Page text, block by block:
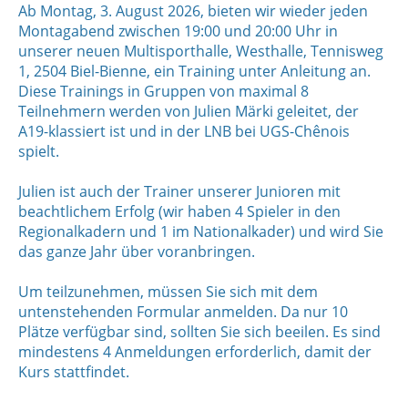
Ab Montag, 3. August 2026, bieten wir wieder jeden
Montagabend zwischen 19:00 und 20:00 Uhr in
unserer neuen Multisporthalle, Westhalle, Tennisweg
1, 2504 Biel-Bienne, ein Training unter Anleitung an.
Diese Trainings in Gruppen von maximal 8
Teilnehmern werden von Julien Märki geleitet, der
A19-klassiert ist und in der LNB bei UGS-Chênois
spielt.
Julien ist auch der Trainer unserer Junioren mit
beachtlichem Erfolg (wir haben 4 Spieler in den
Regionalkadern und 1 im Nationalkader) und wird Sie
das ganze Jahr über voranbringen.
Um teilzunehmen, müssen Sie sich mit dem
untenstehenden Formular anmelden. Da nur 10
Plätze verfügbar sind, sollten Sie sich beeilen. Es sind
mindestens 4 Anmeldungen erforderlich, damit der
Kurs stattfindet.